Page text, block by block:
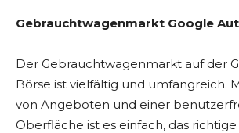
Gebrauchtwagenmarkt Google
Der Gebrauchtwagenmarkt auf der
Börse ist vielfältig und umfangreich.
von Angeboten und einer
Oberfläche ist es einfach, das